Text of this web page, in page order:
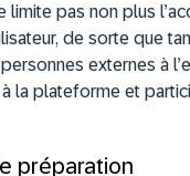
limite pas non plus l’
de sorte que
externes à
la plateforme et
préparation